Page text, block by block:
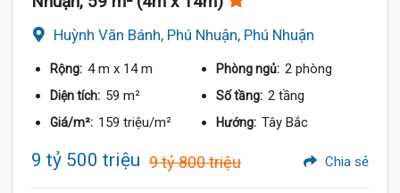
Huỳnh Văn Bánh, Phú Nhuận, Phú Nhuận
Rộng: 4 m x 14 m Phòng ngủ: 2 phòng
Diện tích: 59 m² Số tầng: 2 tầng
Giá/m²: 159 triệu/m² Hướng: Tây Bắc
9 tỷ 500 triệu 9 tỷ 800 triệu Chia sẻ